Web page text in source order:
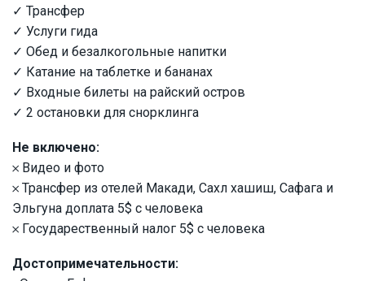
✓ Трансфер
✓ Услуги гида
✓ Обед и безалкогольные напитки
✓ Катание на таблетке и бананах
✓ Входные билеты на райский остров
✓ 2 остановки для снорклинга
Не включено:
𐄂 Видео и фото
𐄂 Трансфер из отелей Макади, Сахл хашиш, Сафага и
Эльгуна доплата 5$ с человека
𐄂 Государественный налог 5$ с человека
Достопримечательности: